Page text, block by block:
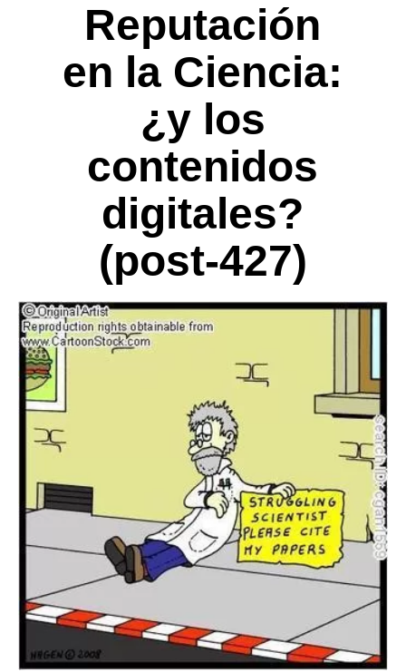
Reputación
en la Ciencia:
¿y los
contenidos
digitales?
(post-427)